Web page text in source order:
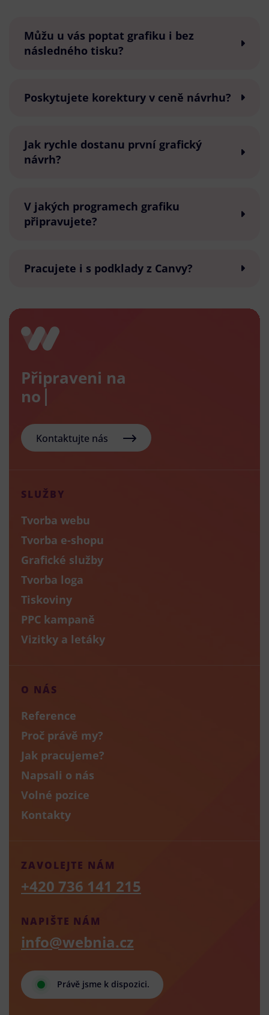
Můžu u vás poptat grafiku i bez
následného tisku?
Poskytujete korektury v ceně návrhu?
Jak rychle dostanu první grafický
návrh?
V jakých programech grafiku
připravujete?
Pracujete i s podklady z Canvy?
Připraveni na
nový e-
Kontaktujte nás
SLUŽBY
Tvorba webu
Tvorba e-shopu
Grafické služby
Tvorba loga
Tiskoviny
PPC kampaně
Vizitky a letáky
O NÁS
Reference
Proč právě my?
Jak pracujeme?
Napsali o nás
Volné pozice
Kontakty
Právě jsme k dispozici.
NAPIŠTE NÁM
info@webnia.cz
ZAVOLEJTE NÁM
+420 736 141 215